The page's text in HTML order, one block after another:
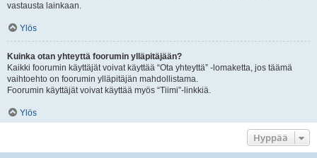
vastausta lainkaan.
Ylös
Kuinka otan yhteyttä foorumin ylläpitäjään?
Kaikki foorumin käyttäjät voivat käyttää “Ota yhteyttä” -lomaketta, jos täämä
vaihtoehto on foorumin ylläpitäjän mahdollistama.
Foorumin käyttäjät voivat käyttää myös “Tiimi”-linkkiä.
Ylös
Hyppää